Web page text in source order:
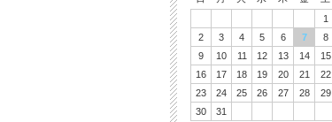
1
2
3 4 5 6 7
8
9
10 11 12 13 14
15
16
17 18 19 20 21
22
23
24 25 26 27 28
29
30
31